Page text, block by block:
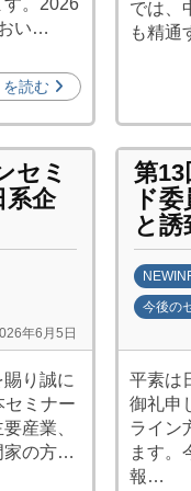
い…
を読む
投
構
(
c
i
p
)
では、
も精通
セミ
系企
年6月5日
り誠に
セミナー
産業、
家の方…
第
ド
と誘
今後の
日
中
投
資
平素は
御礼申
ライン
ます。
報…